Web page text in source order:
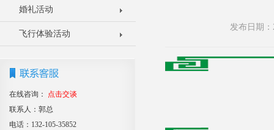
婚礼活动
飞行体验活动
在线咨询：
点击交谈
联系人：郭总
电话：132-105-35852
发布日期